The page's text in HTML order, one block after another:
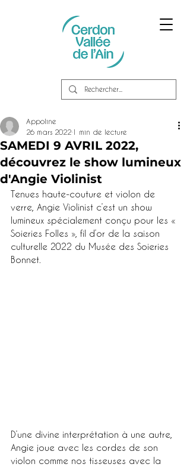
SAMEDI 9 AVRIL 2022,
découvrez le show lumineux
d'Angie Violinist
Appoline
26 mars 2022 1 min de lecture
Tenues haute-couture et violon de
verre, Angie Violinist c’est un show
lumineux spécialement conçu pour les «
Soieries Folles », fil d’or de la saison
culturelle 2022 du Musée des Soieries
Bonnet.
D’une divine interprétation à une autre,
Angie joue avec les cordes de son
violon comme nos tisseuses avec la